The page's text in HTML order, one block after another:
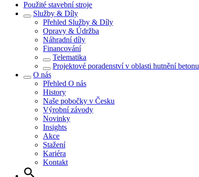
Použité stavební stroje
Služby & Díly
Přehled Služby & Díly
Opravy & Údržba
Náhradní díly
Financování
Telematika
Projektové poradenství v oblasti hutnění betonu
O nás
Přehled O nás
History
Naše pobočky v Česku
Výrobní závody
Novinky
Insights
Akce
Stažení
Kariéra
Kontakt